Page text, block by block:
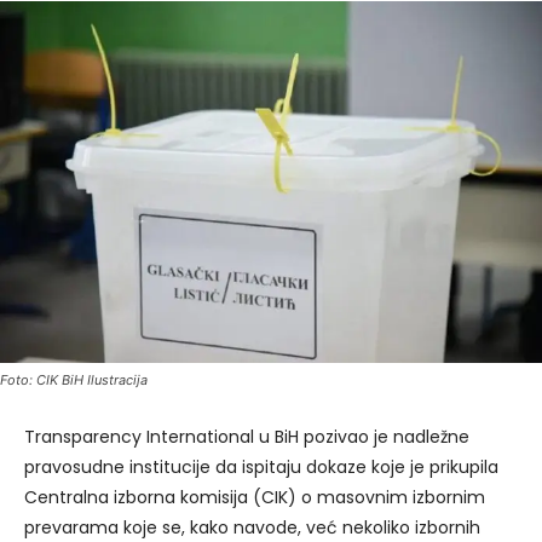
Foto: CIK BiH Ilustracija
Transparency International u BiH pozivao je nadležne
pravosudne institucije da ispitaju dokaze koje je prikupila
Centralna izborna komisija (CIK) o masovnim izbornim
prevarama koje se, kako navode, već nekoliko izbornih